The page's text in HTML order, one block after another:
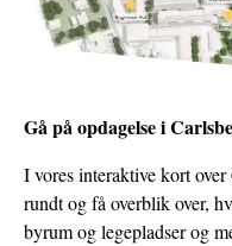
Gå på opdagelse i
I vores interaktive kort
rundt og få overblik over,
byrum og legepladser og